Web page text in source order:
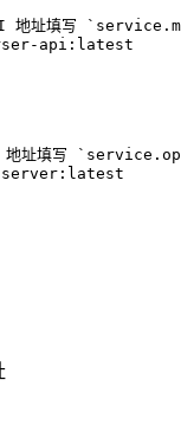
地址填写
api:latest
址填写